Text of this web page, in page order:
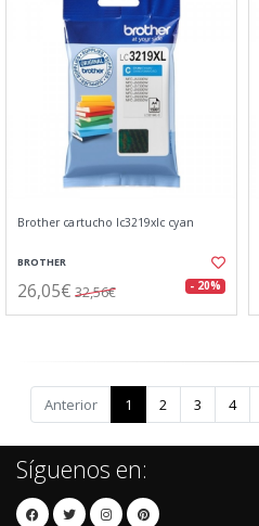
Brother cartucho lc3219xlc cyan
BROTHER
26,05€ 32,56€ - 20%
Anterior 1 2 3 4
Síguenos en: